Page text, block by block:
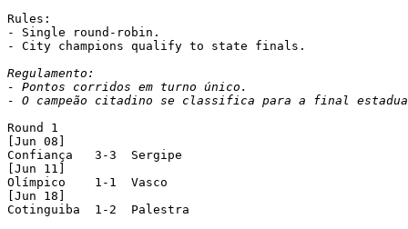
Rules:
- Single round-robin.
- City champions qualify to state finals.
Regulamento:
- Pontos corridos em turno único.
- O campeão citadino se classifica para a final
Round 1
[Jun 08]
Confiança   3-3  Sergipe
[Jun 11]
Olímpico    1-1  Vasco
[Jun 18]
Cotinguiba  1-2  Palestra